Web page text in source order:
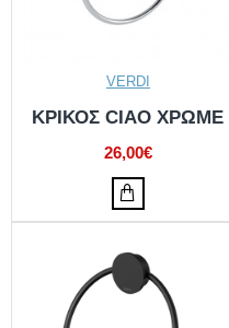
VERDI
ΚΡΙΚΟΣ CIAO ΧΡΩΜΕ
26,00€